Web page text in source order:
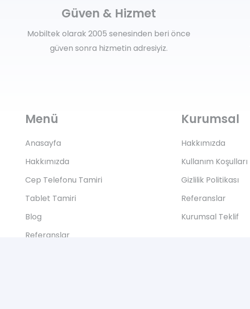
Güven & Hizmet
Mobiltek olarak 2005 senesinden beri önce
güven sonra hizmetin adresiyiz.
Menü
Anasayfa
Hakkımızda
Cep Telefonu Tamiri
Tablet Tamiri
Blog
Referanslar
Kurumsal
Hakkımızda
Kullanım Koşulları
Gizlilik Politikası
Referanslar
Kurumsal Teklif